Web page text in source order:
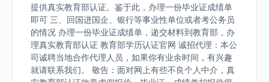
提供真实教育部认证。鉴于此，办理一份毕业证成绩单
即可 三、回国进国企、银行等事业性单位或者考公务员
的情况 办理一份毕业证成绩单，递交材料到教育部，办
理真实教育部认证 教育部学历认证官网 诚招代理：本公
司诚聘当地合作代理人员，如果你有业余时间，有兴趣
就请联系我们。 敬告：面对网上有些不良个人中介，真